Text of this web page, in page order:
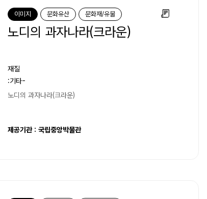
이미지 문화유산 문화재/유물
노디의 과자나라(크라운)
재질
:기타-
노디의 과자나라(크라운)
제공기관 : 국립중앙박물관